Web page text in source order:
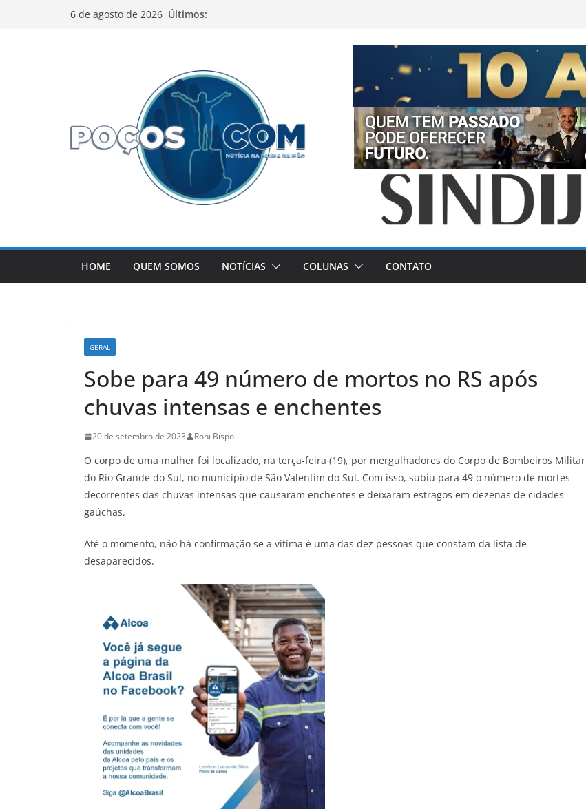
6 de agosto de 2026 Últimos:
HOME QUEM SOMOS NOTÍCIAS COLUNAS CONTATO
GERAL
Sobe para 49 número de mortos no RS após
chuvas intensas e enchentes
20 de setembro de 2023 Roni Bispo
O corpo de uma mulher foi localizado, na terça-feira (19), por mergulhadores do Corpo de Bombeiros Militar
do Rio Grande do Sul, no município de São Valentim do Sul. Com isso, subiu para 49 o número de mortes
decorrentes das chuvas intensas que causaram enchentes e deixaram estragos em dezenas de cidades
gaúchas.
Até o momento, não há confirmação se a vítima é uma das dez pessoas que constam da lista de
desaparecidos.